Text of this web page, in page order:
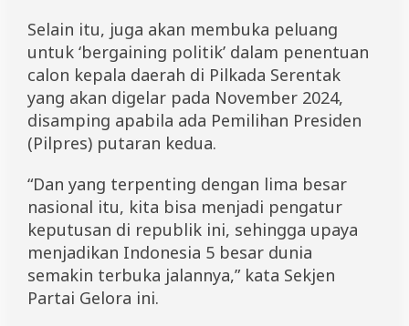
Selain itu, juga akan membuka peluang
untuk ‘bergaining politik’ dalam penentuan
calon kepala daerah di Pilkada Serentak
yang akan digelar pada November 2024,
disamping apabila ada Pemilihan Presiden
(Pilpres) putaran kedua.
“Dan yang terpenting dengan lima besar
nasional itu, kita bisa menjadi pengatur
keputusan di republik ini, sehingga upaya
menjadikan Indonesia 5 besar dunia
semakin terbuka jalannya,” kata Sekjen
Partai Gelora ini.